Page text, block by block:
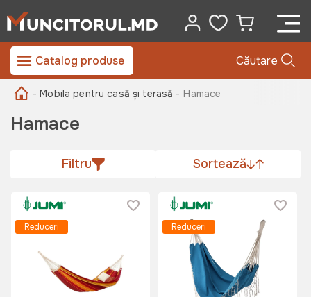
Catalog produse Căutare
- Mobila pentru casă și terasă - Hamace
Hamace
Filtru Sortează
Reduceri Reduceri